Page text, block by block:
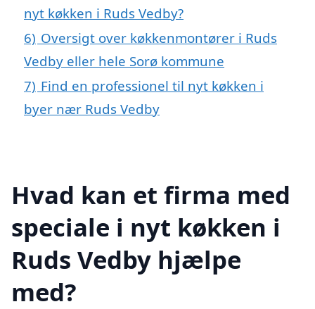
nyt køkken i Ruds Vedby?
6) Oversigt over køkkenmontører i Ruds
Vedby eller hele Sorø kommune
7) Find en professionel til nyt køkken i
byer nær Ruds Vedby
Hvad kan et firma med
speciale i nyt køkken i
Ruds Vedby hjælpe
med?